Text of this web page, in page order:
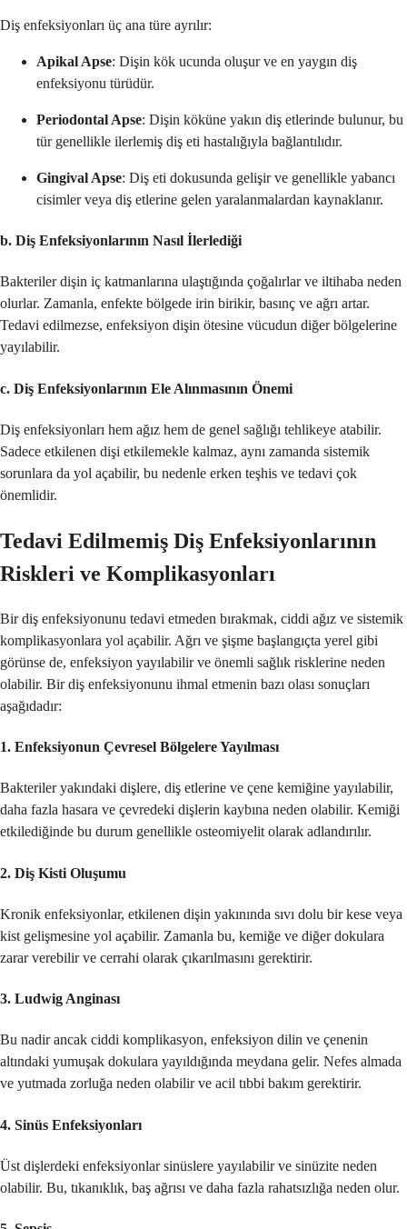
Diş enfeksiyonları üç ana türe ayrılır:
Apikal Apse: Dişin kök ucunda oluşur ve en yaygın diş
enfeksiyonu türüdür.
Periodontal Apse: Dişin köküne yakın diş etlerinde bulunur, bu
tür genellikle ilerlemiş diş eti hastalığıyla bağlantılıdır.
Gingival Apse: Diş eti dokusunda gelişir ve genellikle yabancı
cisimler veya diş etlerine gelen yaralanmalardan kaynaklanır.
b. Diş Enfeksiyonlarının Nasıl İlerlediği
Bakteriler dişin iç katmanlarına ulaştığında çoğalırlar ve iltihaba neden
olurlar. Zamanla, enfekte bölgede irin birikir, basınç ve ağrı artar.
Tedavi edilmezse, enfeksiyon dişin ötesine vücudun diğer bölgelerine
yayılabilir.
c. Diş Enfeksiyonlarının Ele Alınmasının Önemi
Diş enfeksiyonları hem ağız hem de genel sağlığı tehlikeye atabilir.
Sadece etkilenen dişi etkilemekle kalmaz, aynı zamanda sistemik
sorunlara da yol açabilir, bu nedenle erken teşhis ve tedavi çok
önemlidir.
Tedavi Edilmemiş Diş Enfeksiyonlarının
Riskleri ve Komplikasyonları
Bir diş enfeksiyonunu tedavi etmeden bırakmak, ciddi ağız ve sistemik
komplikasyonlara yol açabilir. Ağrı ve şişme başlangıçta yerel gibi
görünse de, enfeksiyon yayılabilir ve önemli sağlık risklerine neden
olabilir. Bir diş enfeksiyonunu ihmal etmenin bazı olası sonuçları
aşağıdadır:
1. Enfeksiyonun Çevresel Bölgelere Yayılması
Bakteriler yakındaki dişlere, diş etlerine ve çene kemiğine yayılabilir,
daha fazla hasara ve çevredeki dişlerin kaybına neden olabilir. Kemiği
etkilediğinde bu durum genellikle osteomiyelit olarak adlandırılır.
2. Diş Kisti Oluşumu
Kronik enfeksiyonlar, etkilenen dişin yakınında sıvı dolu bir kese veya
kist gelişmesine yol açabilir. Zamanla bu, kemiğe ve diğer dokulara
zarar verebilir ve cerrahi olarak çıkarılmasını gerektirir.
3. Ludwig Anginası
Bu nadir ancak ciddi komplikasyon, enfeksiyon dilin ve çenenin
altındaki yumuşak dokulara yayıldığında meydana gelir. Nefes almada
ve yutmada zorluğa neden olabilir ve acil tıbbi bakım gerektirir.
4. Sinüs Enfeksiyonları
Üst dişlerdeki enfeksiyonlar sinüslere yayılabilir ve sinüzite neden
olabilir. Bu, tıkanıklık, baş ağrısı ve daha fazla rahatsızlığa neden olur.